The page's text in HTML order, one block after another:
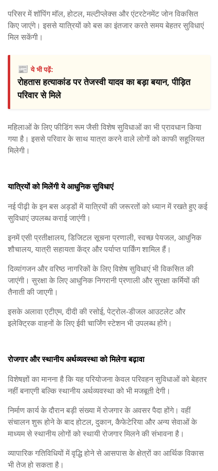
परिसर में शॉपिंग मॉल, होटल, मल्टीप्लेक्स और एंटरटेनमेंट जोन विकसित
किए जाएंगे। इससे यात्रियों को बस का इंतजार करते समय बेहतर सुविधाएं
मिल सकेंगी।
📰ये भी पढ़ें:
रोहतास हत्याकांड पर तेजस्वी यादव का बड़ा बयान, पीड़ित
परिवार से मिले
महिलाओं के लिए फीडिंग रूम जैसी विशेष सुविधाओं का भी प्रावधान किया
गया है। इससे परिवार के साथ यात्रा करने वाले लोगों को काफी सहूलियत
मिलेगी।
यात्रियों को मिलेंगी ये आधुनिक सुविधाएं
नई पीढ़ी के इन बस अड्डों में यात्रियों की जरूरतों को ध्यान में रखते हुए कई
सुविधाएं उपलब्ध कराई जाएंगी।
इनमें एसी प्रतीक्षालय, डिजिटल सूचना प्रणाली, स्वच्छ पेयजल, आधुनिक
शौचालय, यात्री सहायता केंद्र और पर्याप्त पार्किंग शामिल हैं।
दिव्यांगजन और वरिष्ठ नागरिकों के लिए विशेष सुविधाएं भी विकसित की
जाएंगी। सुरक्षा के लिए आधुनिक निगरानी प्रणाली और सुरक्षा कर्मियों की
तैनाती की जाएगी।
इसके अलावा एटीएम, दीदी की रसोई, पेट्रोल-डीजल आउटलेट और
इलेक्ट्रिक वाहनों के लिए ईवी चार्जिंग स्टेशन भी उपलब्ध होंगे।
रोजगार और स्थानीय अर्थव्यवस्था को मिलेगा बढ़ावा
विशेषज्ञों का मानना है कि यह परियोजना केवल परिवहन सुविधाओं को बेहतर
नहीं बनाएगी बल्कि स्थानीय अर्थव्यवस्था को भी मजबूती देगी।
निर्माण कार्य के दौरान बड़ी संख्या में रोजगार के अवसर पैदा होंगे। वहीं
संचालन शुरू होने के बाद होटल, दुकान, कैफेटेरिया और अन्य सेवाओं के
माध्यम से स्थानीय लोगों को स्थायी रोजगार मिलने की संभावना है।
व्यापारिक गतिविधियों में वृद्धि होने से आसपास के क्षेत्रों का आर्थिक विकास
भी तेज हो सकता है।